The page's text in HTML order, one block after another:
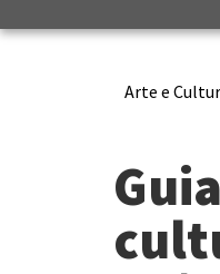
Arte e